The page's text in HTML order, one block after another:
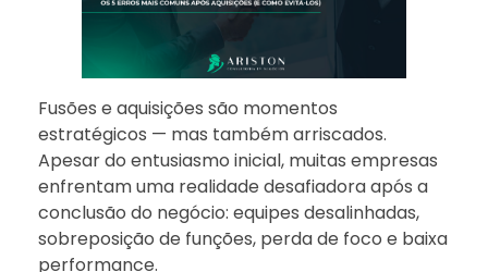
Fusões e aquisições são momentos
estratégicos — mas também arriscados.
Apesar do entusiasmo inicial, muitas empresas
enfrentam uma realidade desafiadora após a
conclusão do negócio: equipes desalinhadas,
sobreposição de funções, perda de foco e baixa
performance.